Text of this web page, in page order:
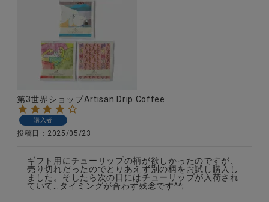
第3世界ショップArtisan Drip Coffee
購入者
投稿日 2025/05/23
ギフト用にチューリップの柄が欲しかったのですが、
売り切れだったのでとりあえず別の柄をお試し購入し
ました。そしたら次の日にはチューリップが入荷され
ていて…タイミングが合わず残念です^^;